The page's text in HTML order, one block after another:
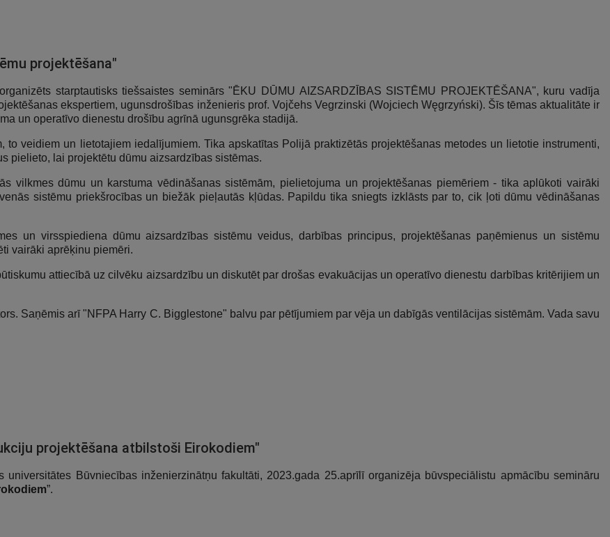
projektēšana"
starptautisks tiešsaistes seminārs "ĒKU DŪMU AIZSARDZĪBAS SISTĒMU PROJEKTĒŠANA", kuru vadīja
ekspertiem, ugunsdrošības inženieris prof. Vojčehs Vegrzinski (Wojciech Węgrzyński). Šīs tēmas aktualitāte ir
un operatīvo dienestu drošību agrīnā ugunsgrēka stadijā.
veidiem un lietotajiem iedalījumiem. Tika apskatītas Polijā praktizētās projektēšanas metodes un lietotie instrumenti,
pielieto, lai projektētu dūmu aizsardzības sistēmas.
vilkmes dūmu un karstuma vēdināšanas sistēmām, pielietojuma un projektēšanas piemēriem - tika aplūkoti vairāki
sistēmu priekšrocības un biežāk pieļautās kļūdas. Papildu tika sniegts izklāsts par to, cik ļoti dūmu vēdināšanas
un virsspiediena dūmu aizsardzības sistēmu veidus, darbības principus, projektēšanas paņēmienus un sistēmu
vairāki aprēķinu piemēri.
attiecībā uz cilvēku aizsardzību un diskutēt par drošas evakuācijas un operatīvo dienestu darbības kritērijiem un
Saņēmis arī "NFPA Harry C. Bigglestone" balvu par pētījumiem par vēja un dabīgās ventilācijas sistēmām. Vada savu
projektēšana atbilstoši Eirokodiem"
Būvniecības inženierzinātņu fakultāti, 2023.gada 25.aprīlī organizēja būvspeciālistu apmācību semināru
”.